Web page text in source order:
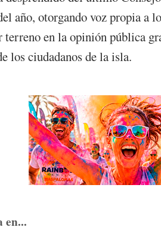
año, otorgando voz propia a
terreno en la opinión pública
los ciudadanos de la isla.
en...